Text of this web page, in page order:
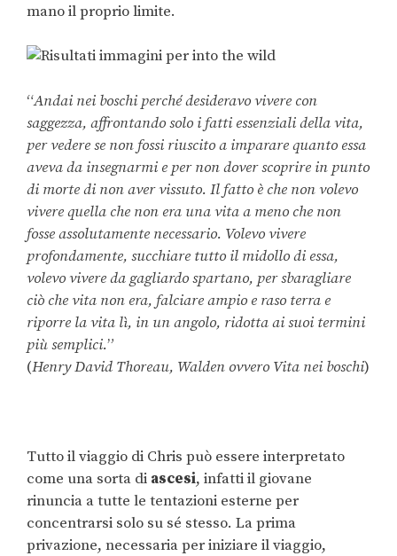
mano il proprio limite.
“Andai nei boschi perché desideravo vivere con
saggezza, affrontando solo i fatti essenziali della vita,
per vedere se non fossi riuscito a imparare quanto essa
aveva da insegnarmi e per non dover scoprire in punto
di morte di non aver vissuto. Il fatto è che non volevo
vivere quella che non era una vita a meno che non
fosse assolutamente necessario. Volevo vivere
profondamente, succhiare tutto il midollo di essa,
volevo vivere da gagliardo spartano, per sbaragliare
ciò che vita non era, falciare ampio e raso terra e
riporre la vita lì, in un angolo, ridotta ai suoi termini
più semplici.”
(Henry David Thoreau, Walden ovvero Vita nei boschi)
Tutto il viaggio di Chris può essere interpretato
come una sorta di ascesi, infatti il giovane
rinuncia a tutte le tentazioni esterne per
concentrarsi solo su sé stesso. La prima
privazione, necessaria per iniziare il viaggio,